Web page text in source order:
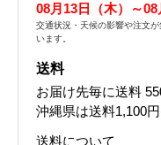
08月13日（木）～08
交通状況・天候の影響や注文
います。
送料
お届け先毎に送料
沖縄県は送料1,100
送料について